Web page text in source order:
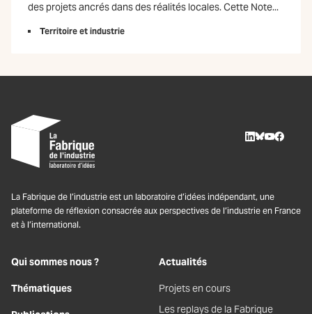
des projets ancrés dans des réalités locales. Cette Note...
Territoire et industrie
La Fabrique de l’industrie est un laboratoire d’idées indépendant, une
plateforme de réflexion consacrée aux perspectives de l’industrie en France
et à l’international.
Qui sommes nous ?
Thématiques
Actualités
Projets en cours
Les replays de la Fabrique